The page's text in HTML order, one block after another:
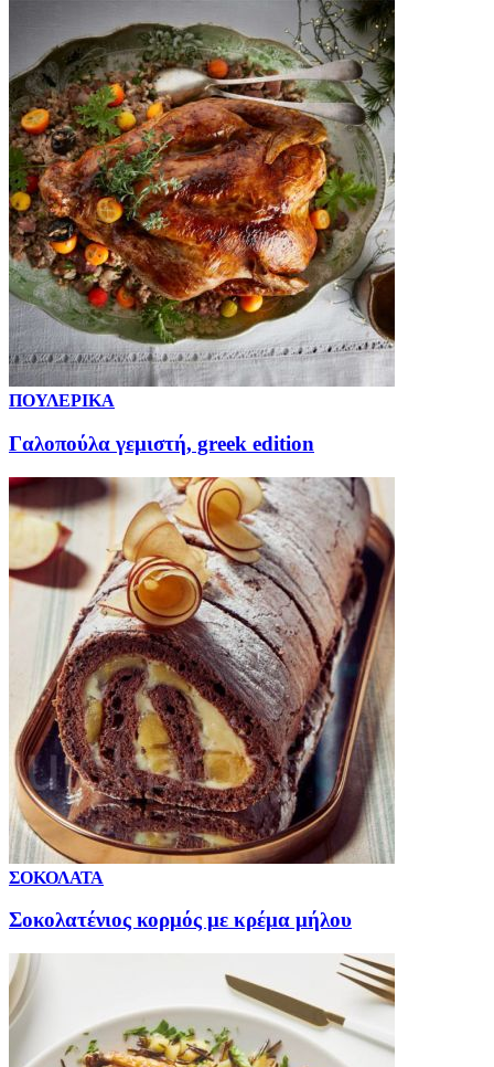
ΠΟΥΛΕΡΙΚΑ
Γαλοπούλα γεμιστή, greek edition
ΣΟΚΟΛΑΤΑ
Σοκολατένιος κορμός με κρέμα μήλου